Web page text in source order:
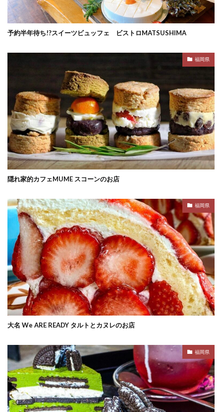
予約半年待ち!?スイーツビュッフェ ビストロMATSUSHIMA
福岡県
隠れ家的カフェMUME スコーンのお店
福岡県
大名 We ARE READY タルトとカヌレのお店
福岡県